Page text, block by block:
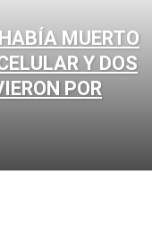
MUERTO
Y DOS
POR